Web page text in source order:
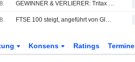
GEWINNER & VERLIERER: Tritax schließt Kapitalerhöhung ab; Wizz Air rutscht in die Verlustzone
FTSE 100 steigt, angeführt von Glencore und Next-Zahlen; Banken unter Druck
Konsens Ratings Termine